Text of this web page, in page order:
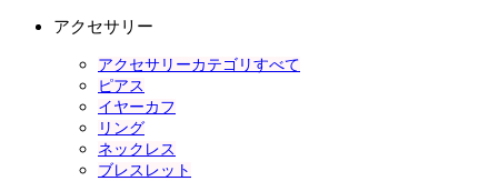
アクセサリー
アクセサリーカテゴリすべて
ピアス
イヤーカフ
リング
ネックレス
ブレスレット